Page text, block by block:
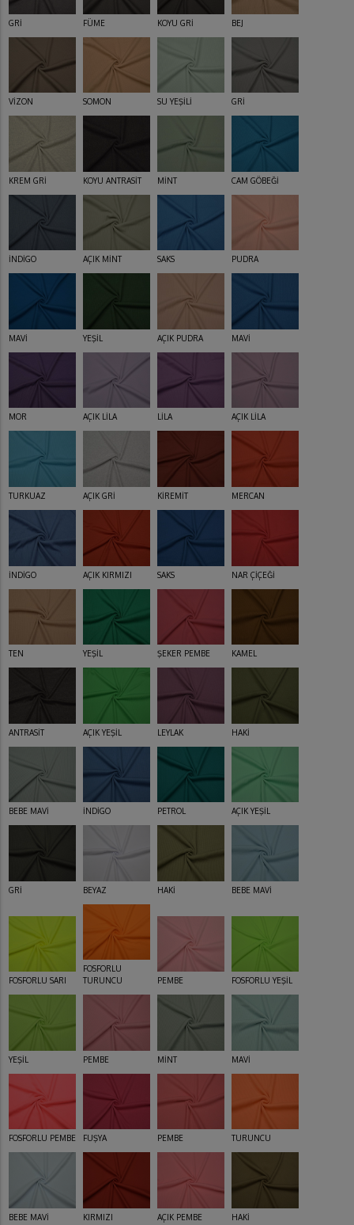
GRİ FÜME KOYU GRİ BEJ
VİZON SOMON SU YEŞİLİ GRİ
KREM GRİ KOYU ANTRASİT MİNT CAM GÖBEĞİ
İNDİGO AÇIK MİNT SAKS PUDRA
MAVİ YEŞİL AÇIK PUDRA MAVİ
MOR AÇIK LİLA LİLA AÇIK LİLA
TURKUAZ AÇIK GRİ KİREMİT MERCAN
İNDİGO AÇIK KIRMIZI SAKS NAR ÇİÇEĞİ
TEN YEŞİL ŞEKER PEMBE KAMEL
ANTRASİT AÇIK YEŞİL LEYLAK HAKİ
BEBE MAVİ İNDİGO PETROL AÇIK YEŞİL
GRİ BEYAZ HAKİ BEBE MAVİ
FOSFORLU SARI
FOSFORLU
TURUNCU
PEMBE FOSFORLU YEŞİL
YEŞİL PEMBE MİNT MAVİ
FOSFORLU PEMBE FUŞYA PEMBE TURUNCU
BEBE MAVİ KIRMIZI AÇIK PEMBE HAKİ